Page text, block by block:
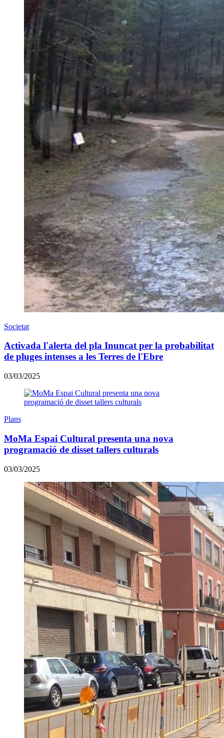
Societat
Activada l'alerta del pla Inuncat per la probabilitat
de pluges intenses a les Terres de l'Ebre
03/03/2025
Plans
MoMa Espai Cultural presenta una nova
programació de disset tallers culturals
03/03/2025